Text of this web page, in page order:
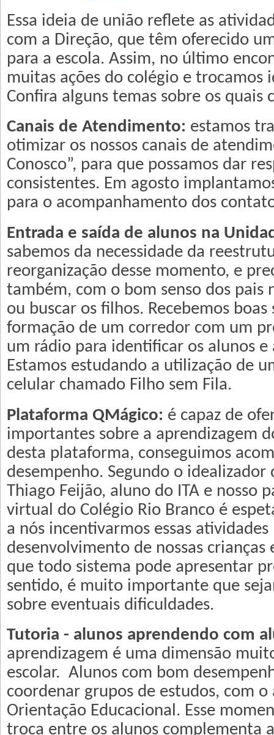
Essa ideia de união reflete as
com a Direção, que têm oferecido
para a escola. Assim, no último
muitas ações do colégio e trocamos
Confira alguns temas sobre os quais
Canais de Atendimento: estamos
otimizar os nossos canais de
Conosco”, para que possamos dar
consistentes. Em agosto
para o acompanhamento dos
Entrada e saída de alunos na
sabemos da necessidade da
reorganização desse momento, e
também, com o bom senso dos pais
ou buscar os filhos. Recebemos boas
formação de um corredor com um
um rádio para identificar os alunos e
Estamos estudando a utilização de
celular chamado Filho sem Fila.
Plataforma QMágico: é capaz de
importantes sobre a aprendizagem
desta plataforma, conseguimos
desempenho. Segundo o
Thiago Feijão, aluno do ITA e nosso
virtual do Colégio Rio Branco é
a nós incentivarmos essas
desenvolvimento de nossas crianças
que todo sistema pode apresentar
sentido, é muito importante que
sobre eventuais dificuldades.
Tutoria - alunos aprendendo com
aprendizagem é uma dimensão
escolar. Alunos com bom
coordenar grupos de estudos, com o
Orientação Educacional. Esse
troca entre os alunos complementa